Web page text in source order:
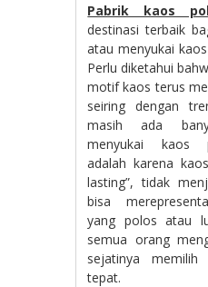
Pabrik kaos
destinasi terbaik
atau menyukai
Perlu diketahui
motif kaos terus
seiring dengan
masih ada
menyukai kaos
adalah karena
lasting”, tidak
bisa
yang polos atau
semua orang
sejatinya
tepat.